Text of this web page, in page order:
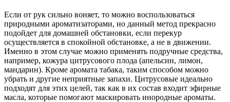
Если от рук сильно воняет, то можно воспользоваться
природными ароматизаторами, но данный метод прекрасно
подойдет для домашней обстановки, если перекур
осуществляется в спокойной обстановке, а не в движении.
Именно в этом случае можно применять подручные средства,
например, кожура цитрусового плода (апельсин, лимон,
мандарин). Кроме аромата табака, таким способом можно
убрать и другие неприятные запахи. Цитрусовые идеально
подходят для этих целей, так как в их состав входит эфирные
масла, которые помогают маскировать инородные ароматы.